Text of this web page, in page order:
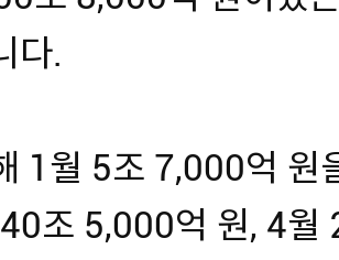
다.
1월 5조 7,000억
조 5,000억 원, 4